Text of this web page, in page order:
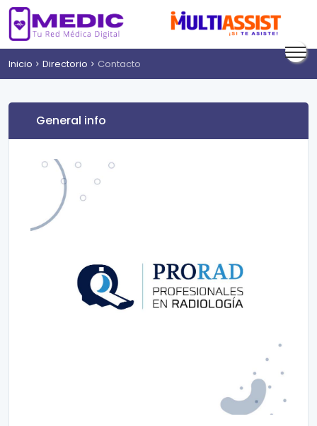
Inicio Directorio Contacto
General info